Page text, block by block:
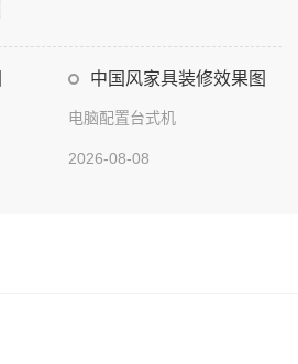
中国风家具装修效果图
电脑配置台式机
2026-08-08